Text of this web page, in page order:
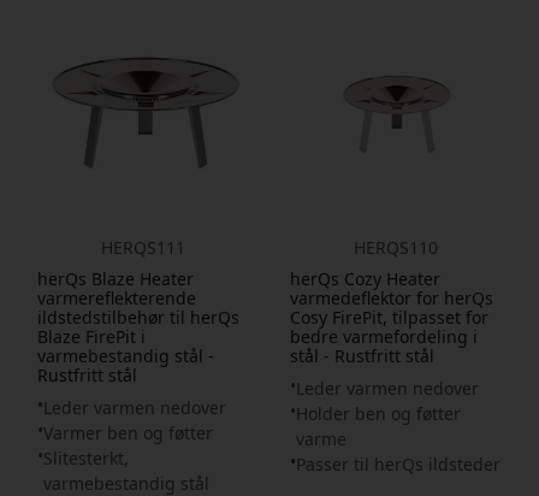
HERQS111
herQs Blaze Heater
varmereflekterende
ildstedstilbehør til herQs
Blaze FirePit i
varmebestandig stål -
Rustfritt stål
Leder varmen nedover
Varmer ben og føtter
Slitesterkt,
varmebestandig stål
HERQS110
herQs Cozy Heater
varmedeflektor for herQs
Cosy FirePit, tilpasset for
bedre varmefordeling i
stål - Rustfritt stål
Leder varmen nedover
Holder ben og føtter
varme
Passer til herQs ildsteder